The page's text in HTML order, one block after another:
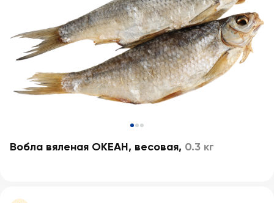
Вобла вяленая ОКЕАН, весовая, 0.3 кг